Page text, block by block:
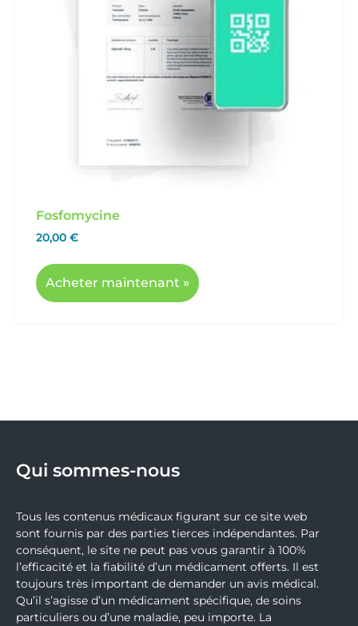
Fosfomycine
20,00 €
Acheter maintenant »
Qui sommes-nous
Tous les contenus médicaux figurant sur ce site web
sont fournis par des parties tierces indépendantes. Par
conséquent, le site ne peut pas vous garantir à 100%
l’efficacité et la fiabilité d’un médicament offerts. Il est
toujours très important de demander un avis médical.
Qu’il s’agisse d’un médicament spécifique, de soins
particuliers ou d’une maladie, peu importe. La